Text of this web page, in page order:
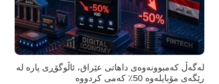
لەگەڵ کەمبوونەوەی داهاتی عێراق، ئاڵوگۆڕی پارە لە
رێگەی مۆبایلەوە 50٪ کەمی کردووە